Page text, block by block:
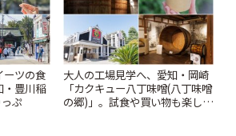
ーツの食
豊川稲
ぷ
大人の工場見学へ、愛知・岡崎
「カクキュー八丁味噌(八丁味噌
の郷)」。試食や買い物も楽しみ